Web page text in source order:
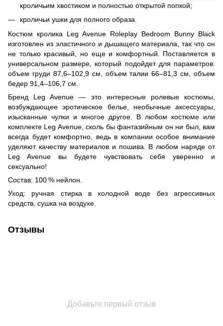
кроличьим хвостиком и полностью открытой попкой;
кроличьи ушки для полного образа.
Костюм кролика Leg Avenue Roleplay Bedroom Bunny Black
изготовлен из эластичного и дышащего материала, так что он
не только красивый, но еще и комфортный. Поставляется в
универсальном размере, который подойдет для параметров:
объем груди 87,6–102,9 см, объем талии 66–81,3 см, объем
бедер 91,4–106,7 см.
Бренд Leg Avenue — это интересные ролевые костюмы,
возбуждающее эротическое белье, необычные аксессуары,
изысканные чулки и многое другое. В любом костюме или
комплекте Leg Avenue, сколь бы фантазийным он ни был, вам
всегда будет комфортно, ведь в компании особое внимание
уделяют качеству материалов и пошива. В любом наряде от
Leg Avenue вы будете чувствовать себя уверенно и
сексуально!
Состав: 100 % нейлон.
Уход: ручная стирка в холодной воде без агрессивных
средств, сушка на воздухе.
Отзывы
Добавьте первый отзыв